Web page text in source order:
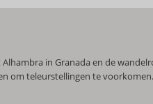
in Granada en de
om teleurstellingen te